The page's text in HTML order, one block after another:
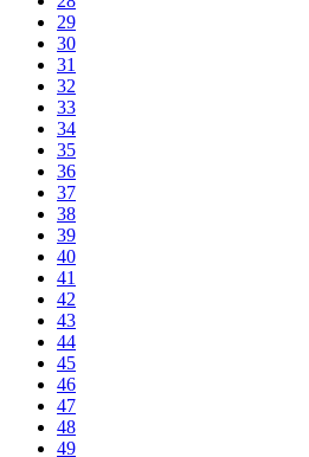
29
30
31
32
33
34
35
36
37
38
39
40
41
42
43
44
45
46
47
48
49